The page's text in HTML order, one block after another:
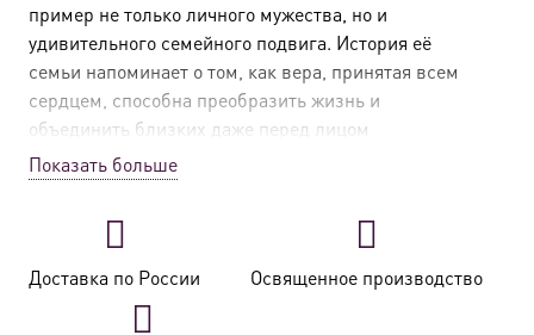
пример не только личного мужества, но и
удивительного семейного подвига. История её
семьи напоминает о том, как вера, принятая всем
сердцем, способна преобразить жизнь и
объединить близких даже перед лицом
смертельной опасности.
Святая мученица Илария была женой римского
трибуна (военачальника) Клавдия и матерью
сыновей Иасона и Мавра. Её судьба неразрывно
Показать больше
Доставка по России Освященное производство